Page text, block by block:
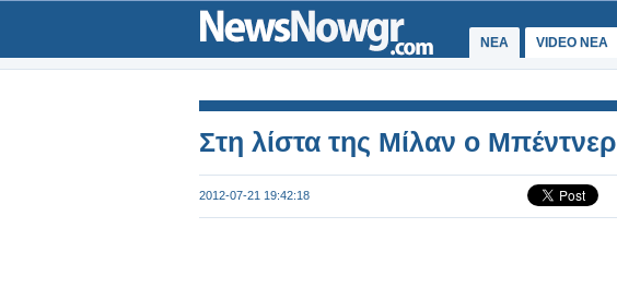
ΝΕΑ VIDEO NEA
Στη λίστα της Μίλαν ο Μπέντνερ
2012-07-21 19:42:18